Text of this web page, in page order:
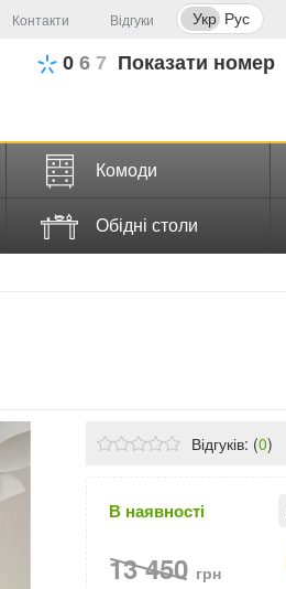
Контакти Відгуки Укр Рус
0 6 7 Показати номер
Комоди
Обідні столи
Відгуків: (0)
В наявності
13 450 грн